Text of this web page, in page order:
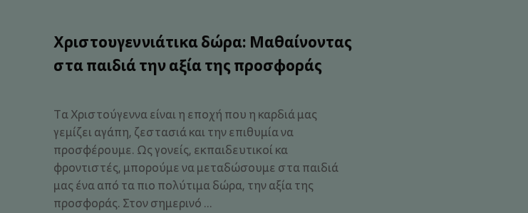
Χριστουγεννιάτικα δώρα: Μαθαίνοντας
στα παιδιά την αξία της προσφοράς
Τα Χριστούγεννα είναι η εποχή που η καρδιά μας
γεμίζει αγάπη, ζεστασιά και την επιθυμία να
προσφέρουμε. Ως γονείς, εκπαιδευτικοί κα
φροντιστές, μπορούμε να μεταδώσουμε στα παιδιά
μας ένα από τα πιο πολύτιμα δώρα, την αξία της
προσφοράς. Στον σημερινό ...